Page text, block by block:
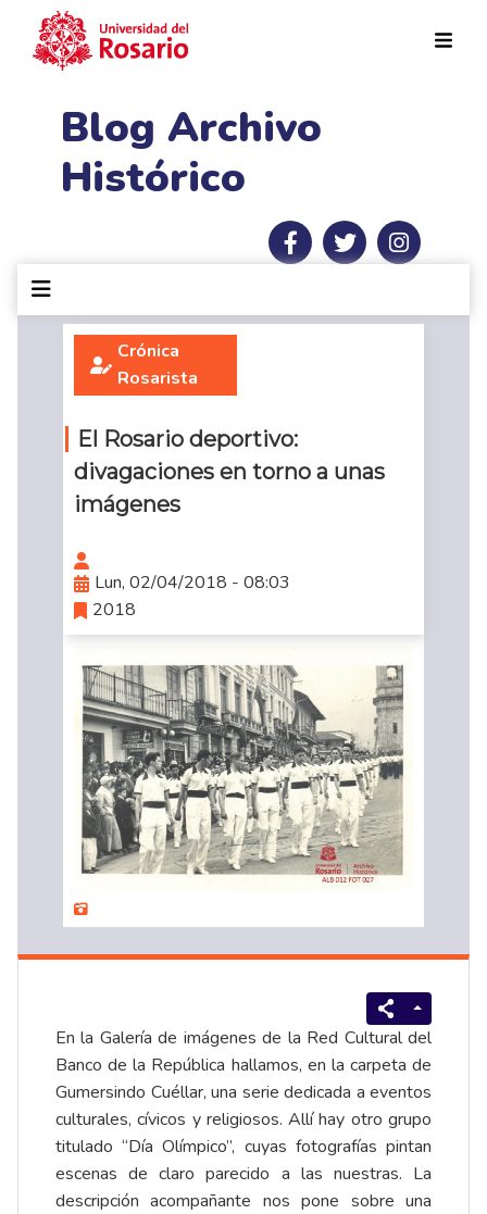
Blog Archivo
Histórico
Crónica
Rosarista
El Rosario deportivo:
divagaciones en torno a unas
imágenes
Lun, 02/04/2018 - 08:03
2018
En la Galería de imágenes de la Red Cultural del
Banco de la República hallamos, en la carpeta de
Gumersindo Cuéllar, una serie dedicada a eventos
culturales, cívicos y religiosos. Allí hay otro grupo
titulado “Día Olímpico”, cuyas fotografías pintan
escenas de claro parecido a las nuestras. La
descripción acompañante nos pone sobre una